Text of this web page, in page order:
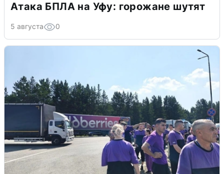
Атака БПЛА на Уфу: горожане шутят
5 августа 0